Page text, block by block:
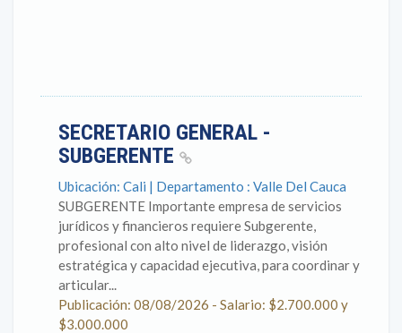
SECRETARIO GENERAL -
SUBGERENTE
Ubicación: Cali | Departamento : Valle Del Cauca
SUBGERENTE Importante empresa de servicios
jurídicos y financieros requiere Subgerente,
profesional con alto nivel de liderazgo, visión
estratégica y capacidad ejecutiva, para coordinar y
articular...
Publicación: 08/08/2026 - Salario: $2.700.000 y
$3.000.000